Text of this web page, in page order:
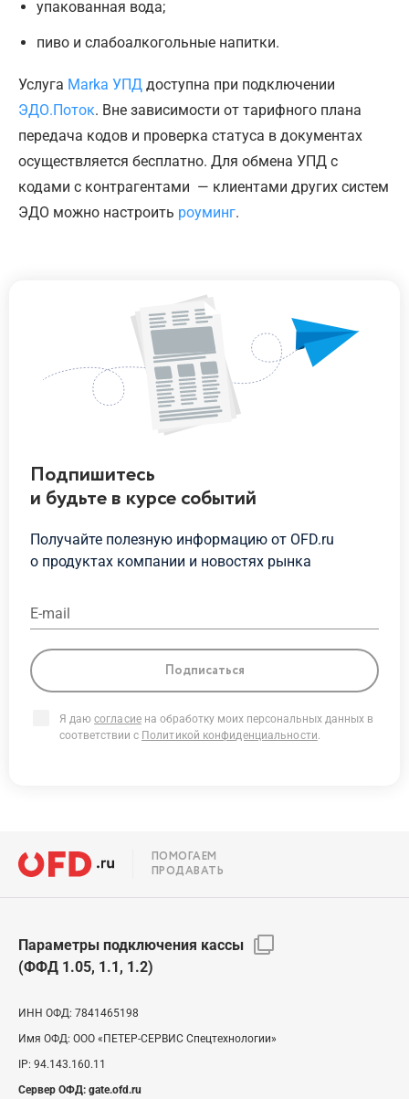
упакованная вода;
пиво и слабоалкогольные напитки.
Услуга Marka УПД доступна при подключении
ЭДО.Поток. Вне зависимости от тарифного плана
передача кодов и проверка статуса в документах
осуществляется бесплатно. Для обмена УПД с
кодами с контрагентами — клиентами других систем
ЭДО можно настроить роуминг.
Подпишитесь
и будьтев курсесобытий
Получайте полезную информацию от OFD.ru
о продуктах компании и новостях рынка
E-mail
Подписаться
Я даю согласиена обработку моих персональных данных в
соответствии с Политикой конфиденциальности.
ПОМОГАЕМ
ПРОДАВАТЬ
Параметры подключения кассы
(ФФД 1.05, 1.1, 1.2)
ИНН ОФД: 7841465198
Имя ОФД: ООО «ПЕТЕР-СЕРВИС Спецтехнологии»
IP: 94.143.160.11
Сервер ОФД: gate.ofd.ru